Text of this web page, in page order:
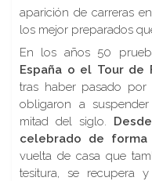
aparición de carreras
los mejor preparados
En los años 50
España o el Tour de
tras haber pasado
obligaron a
mitad del siglo.
celebrado de forma
vuelta de casa que
tesitura, se recupera y